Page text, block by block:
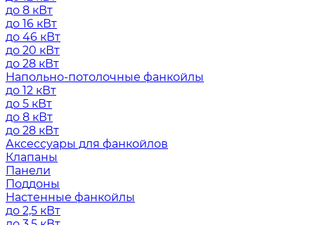
до 8 кВт
до 16 кВт
до 46 кВт
до 20 кВт
до 28 кВт
Напольно-потолочные фанкойлы
до 12 кВт
до 5 кВт
до 8 кВт
до 28 кВт
Аксессуары для фанкойлов
Клапаны
Панели
Поддоны
Настенные фанкойлы
до 2,5 кВт